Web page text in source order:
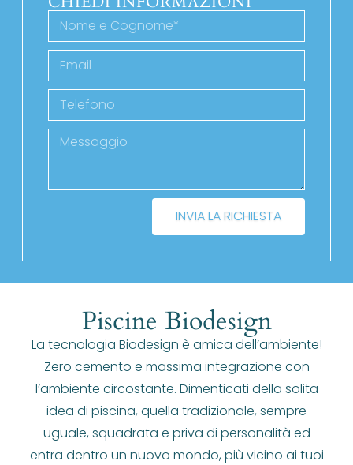
INVIA LA RICHIESTA
Piscine Biodesign
La tecnologia Biodesign è amica dell’ambiente!
Zero cemento e massima integrazione con
l’ambiente circostante. Dimenticati della solita
idea di piscina, quella tradizionale, sempre
uguale, squadrata e priva di personalità ed
entra dentro un nuovo mondo, più vicino ai tuoi